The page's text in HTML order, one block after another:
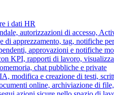
i dati HR
autorizzazioni di accesso,
di apprezzamento, tag, notifiche
approvazioni e notifiche
KPI, rapporti di lavoro,
chat pubbliche e private
modifica e creazione di testi,
online, archiviazione di